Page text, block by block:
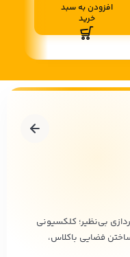
افزودن به سبد
خرید
بی‌نظیر؛ کلکسیونی
فضایی باکلاس،